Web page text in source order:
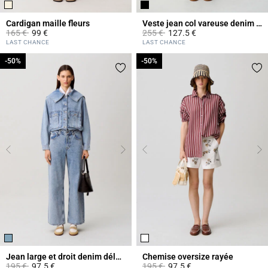
Cardigan maille fleurs
Prix réduit à partir de
165 €à99 €
5 out of 5 Customer Rating
LAST CHANCE
Veste jean col vareuse denim noir
Prix réduit à partir de
255 €à127.5 €
4,3 out of 5 Customer Rating
LAST CHANCE
Jean large et droit denim délavé
Prix réduit à partir de
à
-50%
-50%
Chemise oversize rayée
Prix réduit à partir de
à
-50%
-50%